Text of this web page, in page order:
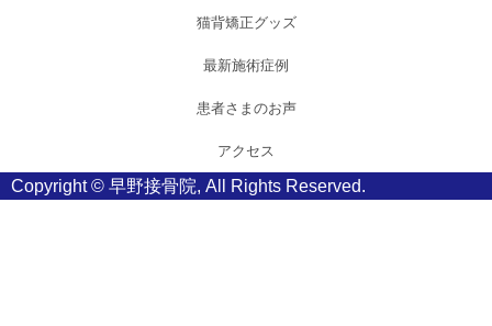
猫背矯正グッズ
最新施術症例
患者さまのお声
アクセス
Copyright © 早野接骨院, All Rights Reserved.